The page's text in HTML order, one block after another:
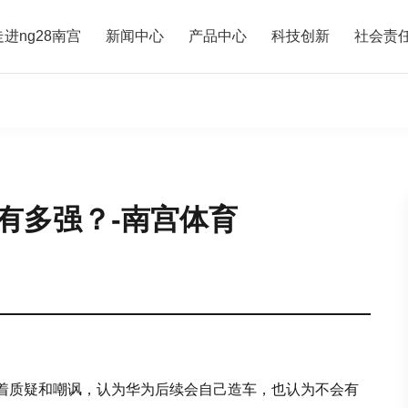
进ng28南宫 新闻中心 产品中心 科技创新 社会责
多强？-南宫体育
疑和嘲讽，认为华为后续会自己造车，也认为不会有